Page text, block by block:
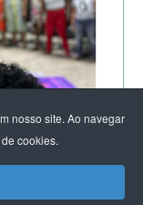
nosso site. Ao navegar
cookies.